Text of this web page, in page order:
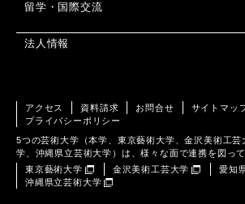
留学・国際交流
法人情報
アクセス 資料請求 お問合せ
サイトマッ
プライバシーポリシー
5つの芸術大学（本学、東京藝術大学、金沢美術工芸
学、沖縄県立芸術大学）は、様々な面で連携を図って
東京藝術大学
金沢美術工芸大学
愛知
沖縄県立芸術大学